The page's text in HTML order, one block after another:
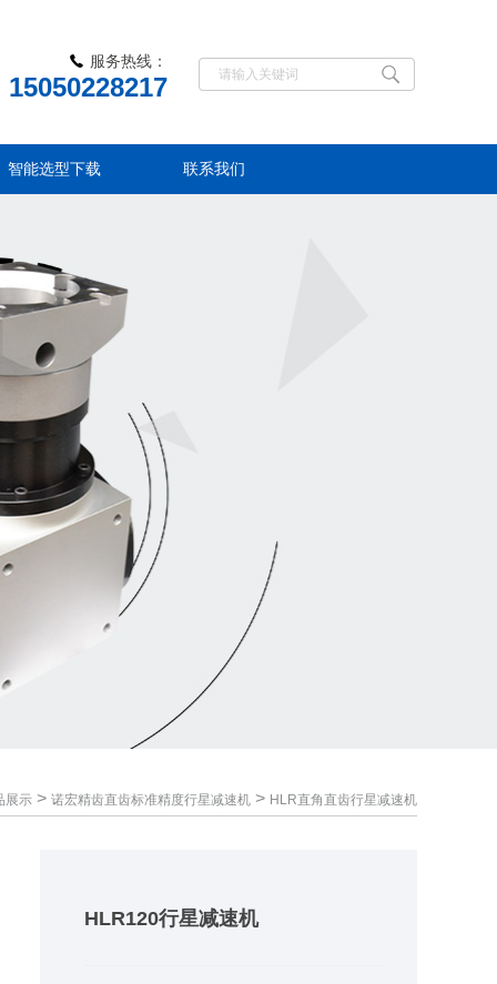
服务热线：
15050228217
智能选型下载 联系我们
展示 > 诺宏精齿直齿标准精度行星减速机 > HLR直角直齿行星减速机
HLR120行星减速机